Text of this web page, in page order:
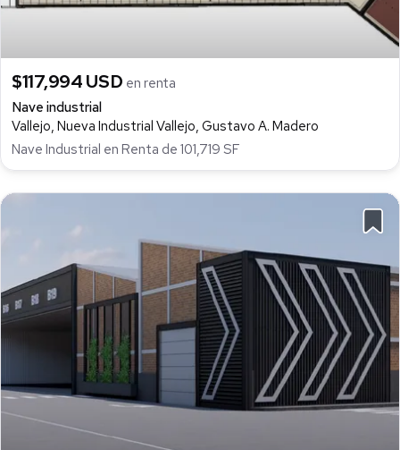
$117,994 USD en renta
Nave industrial
Vallejo, Nueva Industrial Vallejo, Gustavo A. Madero
Nave Industrial en Renta de 101,719 SF